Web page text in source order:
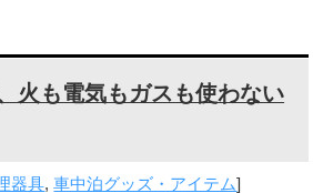
火も電気もガスも使わない
器具,車中泊グッズ・アイテム]